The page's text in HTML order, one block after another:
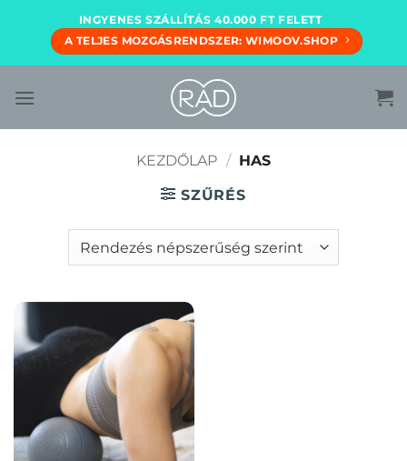
content
INGYENES SZÁLLÍTÁS 40.000 FT FELETT
A TELJES MOZGÁSRENDSZER: WIMOOV.SHOP
KEZDŐLAP / HAS
SZŰRÉS